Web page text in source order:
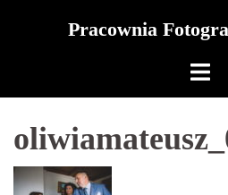
Pracownia